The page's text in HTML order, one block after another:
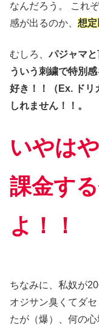
なんだろう。 これ
感が出るのか、 想
むしろ、パジャマ
ういう刺繍で特別
好き！！（Ex. ドリ
しれません！！。
いやは
課金す
よ！！
ちなみに、私奴が
オジサン臭くてダ
たが（爆）、何の